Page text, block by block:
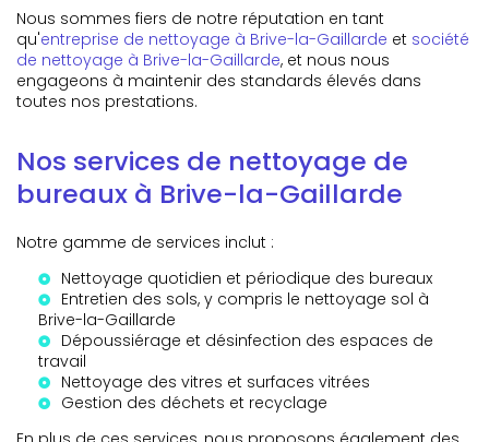
Nous sommes fiers de notre réputation en tant
qu'entreprise de nettoyage à Brive-la-Gaillarde et société
de nettoyage à Brive-la-Gaillarde, et nous nous
engageons à maintenir des standards élevés dans
toutes nos prestations.
Nos services de nettoyage de
bureaux à Brive-la-Gaillarde
Notre gamme de services inclut :
Nettoyage quotidien et périodique des bureaux
Entretien des sols, y compris le nettoyage sol à
Brive-la-Gaillarde
Dépoussiérage et désinfection des espaces de
travail
Nettoyage des vitres et surfaces vitrées
Gestion des déchets et recyclage